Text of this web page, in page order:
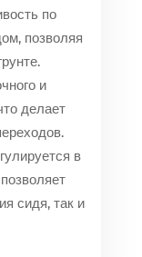
по
позволяя
и
делает
в
сидя, так и